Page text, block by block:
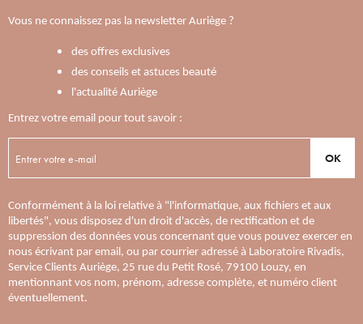
Vous ne connaissez pas la newsletter Auriège ?
des offres exclusives
des conseils et astuces beauté
l'actualité Auriège
Entrez votre email pour tout savoir :
OK
Conformément à la loi relative à "l'informatique, aux fichiers et aux
libertés", vous disposez d'un droit d'accès, de rectification et de
suppression des données vous concernant que vous pouvez exercer en
nous écrivant par email, ou par courrier adressé à Laboratoire Rivadis,
Service Clients Auriège, 25 rue du Petit Rosé, 79100 Louzy, en
mentionnant vos nom, prénom, adresse complète, et numéro client
éventuellement.